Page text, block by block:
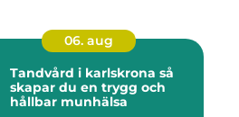
06. aug
Tandvård i karlskrona så
skapar du en trygg och
hållbar munhälsa